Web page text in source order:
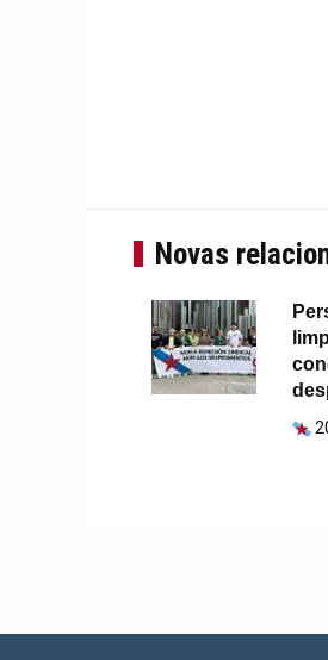
Novas